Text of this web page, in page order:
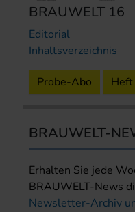
BRAUWELT 16
Editorial
Inhaltsverzeichnis
Probe-Abo Heft
BRAUWELT-
Erhalten Sie jede
BRAUWELT-News
Newsletter-Archiv